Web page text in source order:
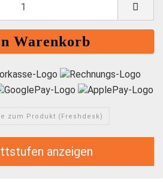
zum Produkt (Freshdesk)
anzeigen